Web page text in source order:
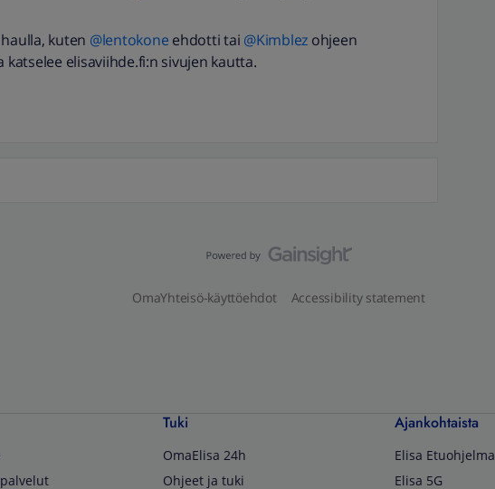
kuten @lentokone ehdotti tai ​ @Kimblez ohjeen
katselee elisaviihde.fi:n sivujen kautta.
OmaYhteisö-käyttöehdot Accessibility statement
Tuki
OmaElisa 24h
Ohjeet ja tuki
Ajankohtaista
Elisa Etuohjelma
Elisa 5G